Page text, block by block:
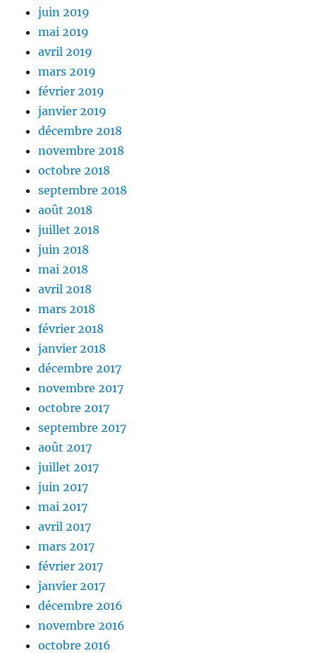
juin 2019
mai 2019
avril 2019
mars 2019
février 2019
janvier 2019
décembre 2018
novembre 2018
octobre 2018
septembre 2018
août 2018
juillet 2018
juin 2018
mai 2018
avril 2018
mars 2018
février 2018
janvier 2018
décembre 2017
novembre 2017
octobre 2017
septembre 2017
août 2017
juillet 2017
juin 2017
mai 2017
avril 2017
mars 2017
février 2017
janvier 2017
décembre 2016
novembre 2016
octobre 2016